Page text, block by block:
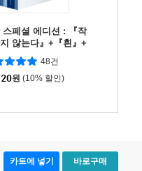
스페셜 에디션 : 『작
않는다』+『흰』+
은 사슴』& 필사노트
48건
원 (10% 할인)
카트에 넣기 바로구매